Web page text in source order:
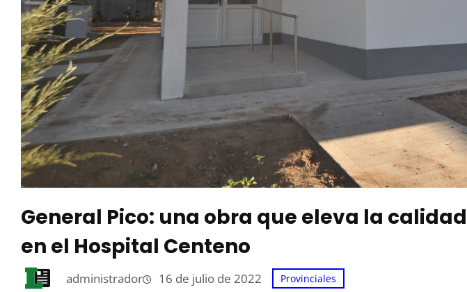
General Pico: una obra que eleva la
en el Hospital Centeno
administrador 16 de julio de 2022 Provinciales